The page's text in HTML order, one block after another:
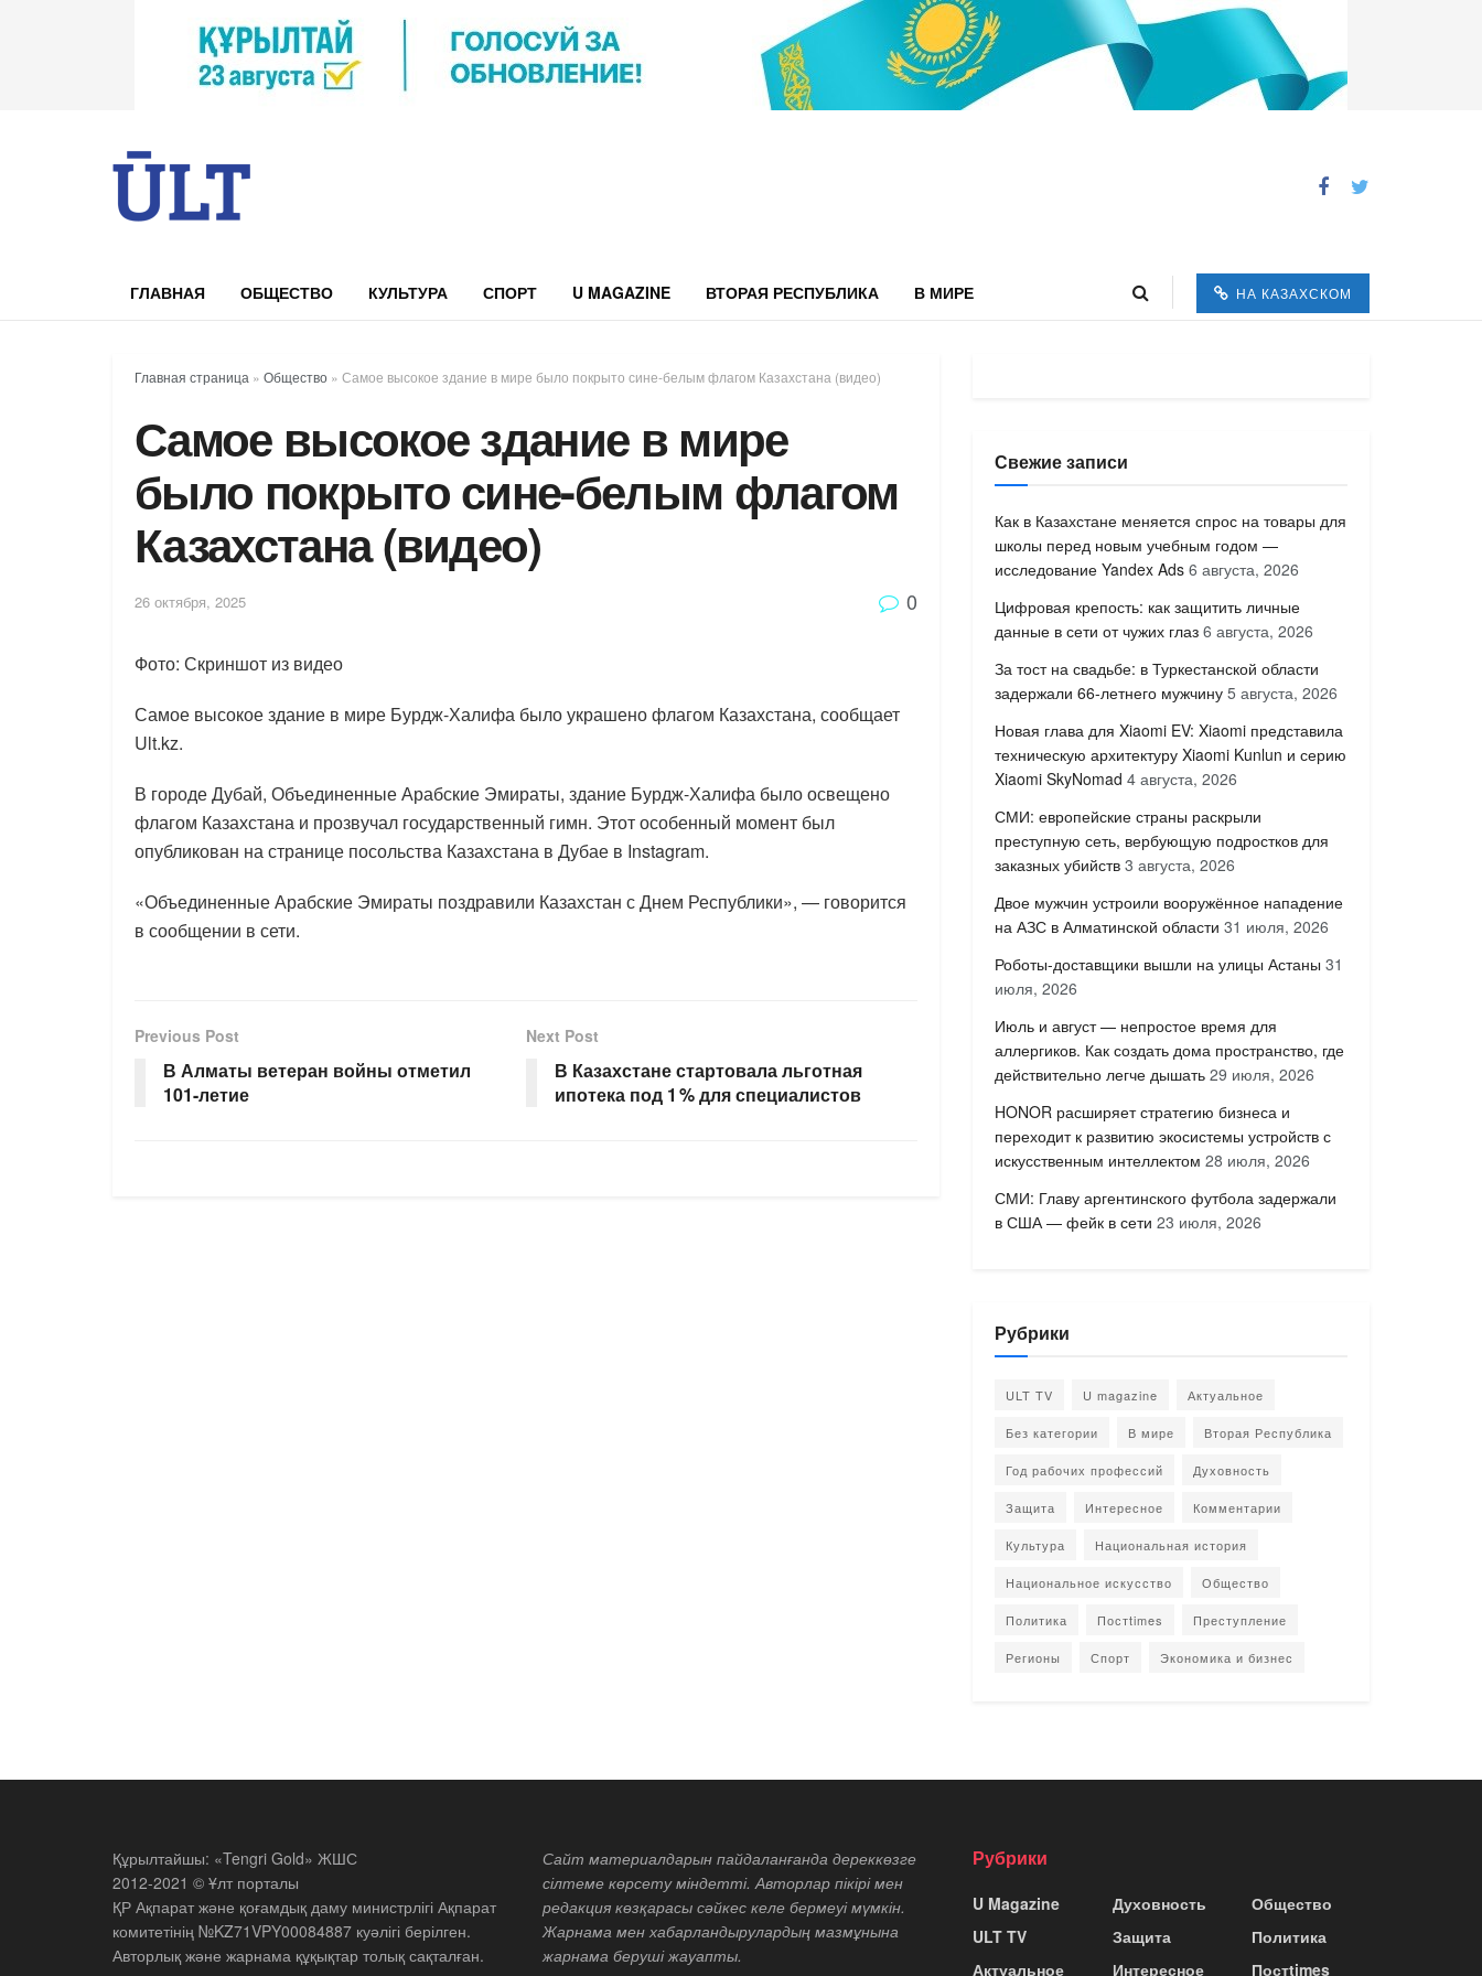
ГЛАВНАЯ ОБЩЕСТВО КУЛЬТУРА СПОРТ U MAGAZINE ВТОРАЯ РЕСПУБЛИКА В МИРЕ НА КАЗАХСКОМ
Главная страница » Общество » Самое высокое здание в мире было покрыто сине-белым флагом Казахстана (видео)
Самое высокое здание в мире
было покрыто сине-белым флагом
Казахстана (видео)
26 октября, 2025 0
Фото: Скриншот из видео
Самое высокое здание в мире Бурдж-Халифа было украшено флагом Казахстана, сообщает
Ult.kz.
В городе Дубай, Объединенные Арабские Эмираты, здание Бурдж-Халифа было освещено
флагом Казахстана и прозвучал государственный гимн. Этот особенный момент был
опубликован на странице посольства Казахстана в Дубае в Instagram.
«Объединенные Арабские Эмираты поздравили Казахстан с Днем Республики», — говорится
в сообщении в сети.
Previous Post
В Алматы ветеран войны отметил
101-летие
Next Post
В Казахстане стартовала льготная
ипотека под 1 % для специалистов
Свежие записи
Как в Казахстане меняется спрос на товары для
школы перед новым учебным годом —
исследование Yandex Ads 6 августа, 2026
Цифровая крепость: как защитить личные
данные в сети от чужих глаз 6 августа, 2026
За тост на свадьбе: в Туркестанской области
задержали 66-летнего мужчину 5 августа, 2026
Новая глава для Xiaomi EV: Xiaomi представила
техническую архитектуру Xiaomi Kunlun и серию
Xiaomi SkyNomad 4 августа, 2026
СМИ: европейские страны раскрыли
преступную сеть, вербующую подростков для
заказных убийств 3 августа, 2026
Двое мужчин устроили вооружённое нападение
на АЗС в Алматинской области 31 июля, 2026
Роботы-доставщики вышли на улицы Астаны 31
июля, 2026
Июль и август — непростое время для
аллергиков. Как создать дома пространство, где
действительно легче дышать 29 июля, 2026
HONOR расширяет стратегию бизнеса и
переходит к развитию экосистемы устройств с
искусственным интеллектом 28 июля, 2026
СМИ: Главу аргентинского футбола задержали
в США — фейк в сети 23 июля, 2026
Рубрики
ULT TV U magazine Актуальное
Без категории В мире Вторая Республика
Год рабочих профессий Духовность
Защита Интересное Комментарии
Культура Национальная история
Национальное искусство Общество
Политика Постtimes Преступление
Регионы Спорт Экономика и бизнес
Құрылтайшы: «Tengri Gold» ЖШС
2012-2021 © Ұлт порталы
ҚР Ақпарат және қоғамдық даму министрлігі Ақпарат
комитетінің №KZ71VPY00084887 куәлігі берілген.
Авторлық және жарнама құқықтар толық сақталған.
Сайт материалдарын пайдаланғанда дереккөзге
сілтеме көрсету міндетті. Авторлар пікірі мен
редакция көзқарасы сәйкес келе бермеуі мүмкін.
Жарнама мен хабарландырулардың мазмұнына
жарнама беруші жауапты.
Рубрики
U Magazine
ULT TV
Актуальное
Духовность
Защита
Интересное
Общество
Политика
Постtimes